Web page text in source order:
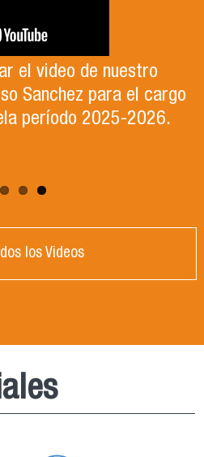
de Gestión
de Apoyo
a las y los
del año
conoceremos el
liderado por el
y estudiantes de
Física de la Facultad
el video de nuestro
Sanchez para el cargo
período 2025-2026.
los Videos